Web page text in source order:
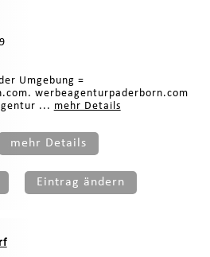
Umgebung =
werbeagenturpaderborn.com
... mehr Details
mehr Details
Eintrag ändern